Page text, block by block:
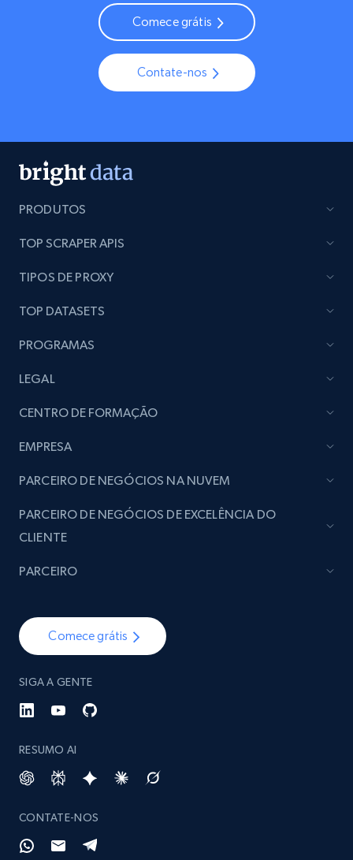
Comece grátis
Contate-nos
PRODUTOS
TOP SCRAPER APIS
TIPOS DE PROXY
TOP DATASETS
PROGRAMAS
LEGAL
CENTRO DE FORMAÇÃO
EMPRESA
Comece grátis
SIGA A GENTE
RESUMO AI
CONTATE-NOS
PARCEIRO DE NEGÓCIOS NA NUVEM
PARCEIRO DE NEGÓCIOS DE EXCELÊNCIA DO
CLIENTE
PARCEIRO